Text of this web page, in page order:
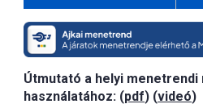
Útmutató a helyi
használatához: (pdf) (videó)